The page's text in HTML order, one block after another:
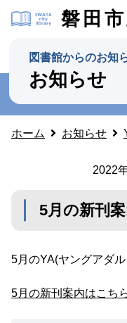
磐田
図書館からのお知
お知らせ
ホーム お知らせ
2022
5月の新刊
5月のYA(ヤングアダ
5月の新刊案内はこちら